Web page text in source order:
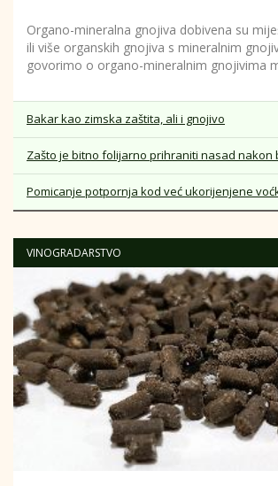
Organo-mineralna gnojiva dobivena su
ili više organskih gnojiva s mineralnim
govorimo o organo-mineralnim gnojivima
Bakar kao zimska zaštita, ali i gnojivo
Pomicanje potpornja kod već ukorijenjene
VINOGRADARSTVO